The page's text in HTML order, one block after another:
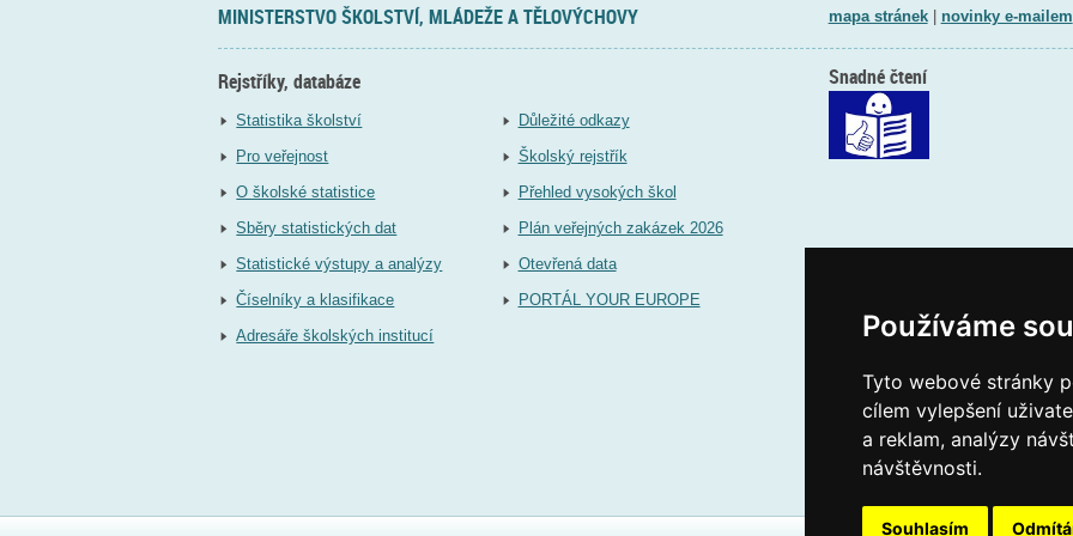
Používáme
Tyto webové stránky
cílem vylepšení
a reklam, analýzy
návštěvnosti.
Souhlasím
MINISTERSTVO ŠKOLSTVÍ, MLÁDEŽE A TĚLOVÝCHOVY mapa stránek| novinky e-mailem
Rejstříky, databáze
Statistika školství
Pro veřejnost
O školské statistice
Sběry statistických dat
Statistické výstupy a analýzy
Číselníky a klasifikace
Adresáře školských institucí
Důležité odkazy
Školský rejstřík
Přehled vysokých škol
Plán veřejných zakázek 2026
Otevřená data
PORTÁL YOUR EUROPE
Snadné čtení